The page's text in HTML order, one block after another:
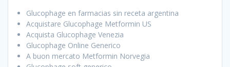
Glucophage en farmacias sin receta argentina
Acquistare Glucophage Metformin US
Acquista Glucophage Venezia
Glucophage Online Generico
A buon mercato Metformin Norvegia